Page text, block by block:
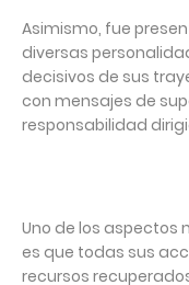
Asimismo, fue
diversas
decisivos de sus
con mensajes de
responsabilidad
Uno de los aspectos
es que todas sus
recursos